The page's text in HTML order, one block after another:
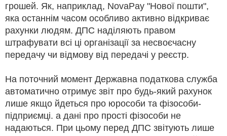
грошей. Як, наприклад, NovaPay "Нової пошти",
яка останнім часом особливо активно відкриває
рахунки людям. ДПС наділяють правом
штрафувати всі ці організації за несвоєчасну
передачу чи відмову від передачі у реєстр.
На поточний момент Державна податкова служба
автоматично отримує звіт про будь-який рахунок
лише якщо йдеться про юрособи та фізособи-
підприємці. а дані про прості фізособи не
надаються. При цьому перед ДПС звітують лише